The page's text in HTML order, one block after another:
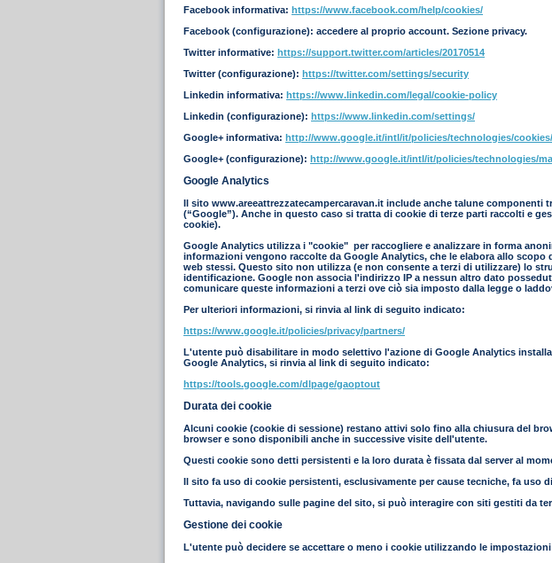
Facebook informativa: https://www.facebook.com/help/cookies/
Facebook (configurazione): accedere al proprio account. Sezione privacy.
Twitter informative: https://support.twitter.com/articles/20170514
Twitter (configurazione): https://twitter.com/settings/security
Linkedin informativa: https://www.linkedin.com/legal/cookie-policy
Linkedin (configurazione): https://www.linkedin.com/settings/
Google+ informativa: http://www.google.it/intl/it/policies/technologies/cookies/
Google+ (configurazione): http://www.google.it/intl/it/policies/technologies/
Google Analytics
Il sito www.areeattrezzatecampercaravan.it include anche talune
(“Google”). Anche in questo caso si tratta di cookie di terze parti raccolti e
cookie).
Google Analytics utilizza i "cookie" per raccogliere e analizzare in forma
informazioni vengono raccolte da Google Analytics, che le elabora allo
web stessi. Questo sito non utilizza (e non consente a terzi di utilizzare) lo
identificazione. Google non associa l'indirizzo IP a nessun altro dato
comunicare queste informazioni a terzi ove ciò sia imposto dalla legge o
Per ulteriori informazioni, si rinvia al link di seguito indicato:
https://www.google.it/policies/privacy/partners/
L'utente può disabilitare in modo selettivo l'azione di Google Analytics
Google Analytics, si rinvia al link di seguito indicato:
https://tools.google.com/dlpage/gaoptout
Durata dei cookie
Alcuni cookie (cookie di sessione) restano attivi solo fino alla chiusura del
browser e sono disponibili anche in successive visite dell'utente.
Questi cookie sono detti persistenti e la loro durata è fissata dal server al
Il sito fa uso di cookie persistenti, esclusivamente per cause tecniche, fa uso
Tuttavia, navigando sulle pagine del sito, si può interagire con siti gestiti da
Gestione dei cookie
L'utente può decidere se accettare o meno i cookie utilizzando le